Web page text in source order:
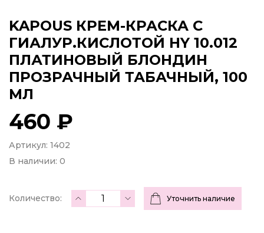
KAPOUS КРЕМ-КРАСКА С
ГИАЛУР.КИСЛОТОЙ HY 10.012
ПЛАТИНОВЫЙ БЛОНДИН
ПРОЗРАЧНЫЙ ТАБАЧНЫЙ, 100
МЛ
460 ₽
Артикул: 1402
В наличии: 0
Количество: Уточнить наличие